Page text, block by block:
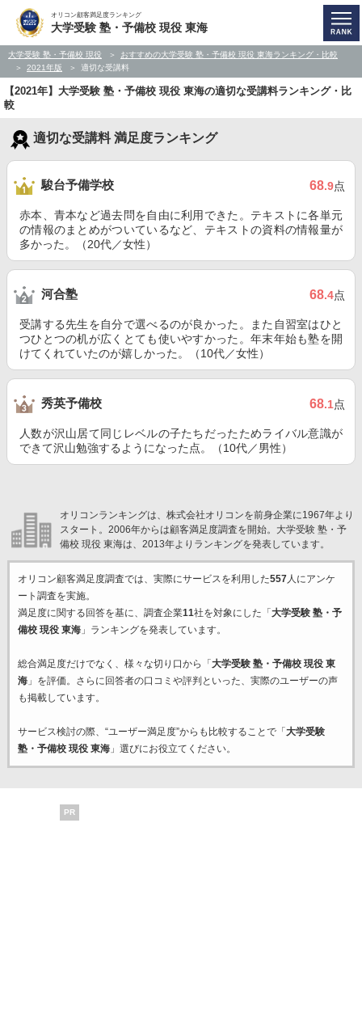
オリコン顧客満足度ランキング
大学受験 塾・予備校 現役 東海
大学受験 塾・予備校 現役
おすすめの大学受験 塾・予備校 現役 東海ランキング・比較
2021年版
適切な受講料
【2021年】大学受験 塾・予備校 現役 東海の適切な受講料ランキング・比
較
適切な受講料 満足度ランキング
駿台予備学校 68.9点
赤本、青本など過去問を自由に利用できた。テキストに各単元
の情報のまとめがついているなど、テキストの資料の情報量が
多かった。（20代／女性）
河合塾 68.4点
受講する先生を自分で選べるのが良かった。また自習室はひと
つひとつの机が広くとても使いやすかった。年末年始も塾を開
けてくれていたのが嬉しかった。（10代／女性）
秀英予備校 68.1点
人数が沢山居て同じレベルの子たちだったためライバル意識が
できて沢山勉強するようになった点。（10代／男性）
オリコンランキングは、株式会社オリコンを前身企業に1967年より
スタート。2006年からは顧客満足度調査を開始。大学受験 塾・予
備校 現役 東海は、2013年よりランキングを発表しています。
オリコン顧客満足度調査では、実際にサービスを利用した557人にアンケ
ート調査を実施。
満足度に関する回答を基に、調査企業11社を対象にした「 大学受験 塾・予
備校 現役 東海」ランキングを発表しています。
総合満足度だけでなく、様々な切り口から「 大学受験 塾・予備校 現役 東
海」を評価。さらに回答者の口コミや評判といった、実際のユーザーの声
も掲載しています。
サービス検討の際、“ユーザー満足度”からも比較することで「 大学受験
塾・予備校 現役 東海」選びにお役立てください。
PR